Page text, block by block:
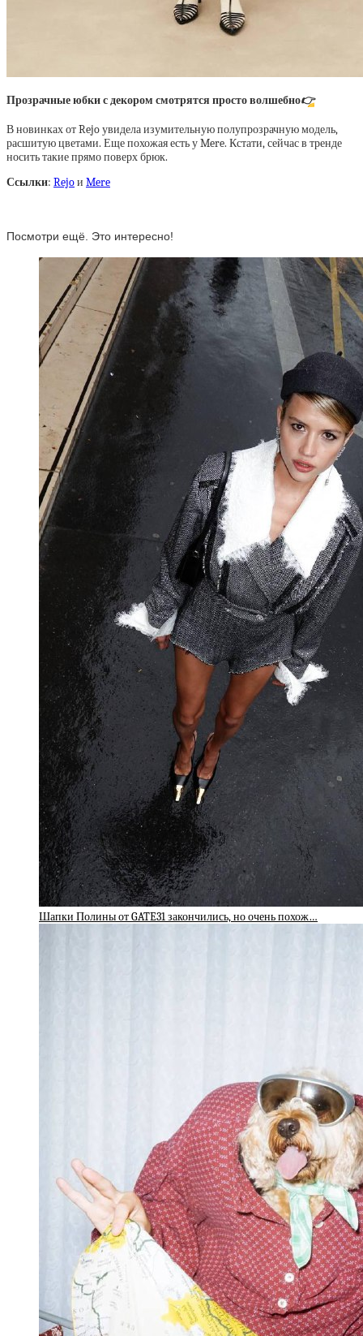
Прозрачные юбки с декором смотрятся просто волшебно👉
В новинках от Rejo увидела изумительную полупрозрачную модель,
расшитую цветами. Еще похожая есть у Mere. Кстати, сейчас в тренде
носить такие прямо поверх брюк.
Ссылки: Rejoи Mere
Посмотри ещё. Это интересно!
Шапки Полины от GATE31 закончились, но очень похож…